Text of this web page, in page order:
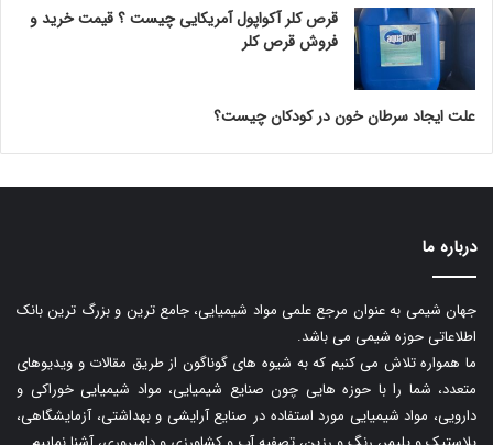
قرص کلر آکواپول آمریکایی چیست ؟ قیمت خرید و
فروش قرص کلر
علت ایجاد سرطان خون در کودکان چیست؟
درباره ما
جهان شیمی به عنوان مرجع علمی مواد شیمیایی، جامع ترین و بزرگ ترین بانک
اطلاعاتی حوزه شیمی می باشد.
ما همواره تلاش می کنیم که به شیوه های گوناگون از طریق مقالات و ویدیوهای
متعدد، شما را با حوزه هایی چون صنایع شیمیایی، مواد شیمیایی خوراکی و
دارویی، مواد شیمیایی مورد استفاده در صنایع آرایشی و بهداشتی، آزمایشگاهی،